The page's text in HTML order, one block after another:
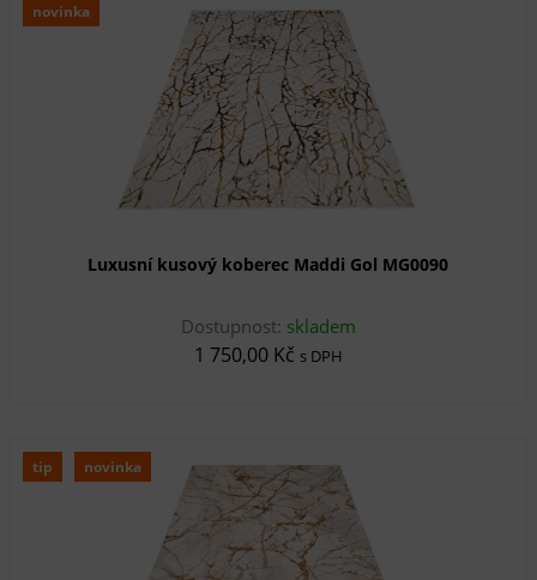
novinka
Luxusní kusový koberec Maddi Gol MG0090
Dostupnost: skladem
1 750,00 Kč s DPH
tip novinka